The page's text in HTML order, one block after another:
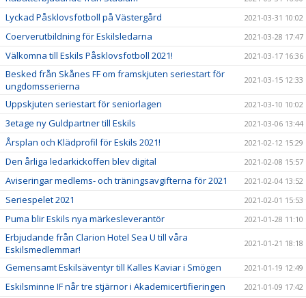
Lyckad Påsklovsfotboll på Västergård 2021-03-31 10:02
Coerverutbildning för Eskilsledarna 2021-03-28 17:47
Välkomna till Eskils Påsklovsfotboll 2021! 2021-03-17 16:36
Besked från Skånes FF om framskjuten seriestart för
ungdomsserierna
2021-03-15 12:33
Uppskjuten seriestart för seniorlagen 2021-03-10 10:02
3etage ny Guldpartner till Eskils 2021-03-06 13:44
Årsplan och Klädprofil för Eskils 2021! 2021-02-12 15:29
Den årliga ledarkickoffen blev digital 2021-02-08 15:57
Aviseringar medlems- och träningsavgifterna för 2021 2021-02-04 13:52
Seriespelet 2021 2021-02-01 15:53
Puma blir Eskils nya märkesleverantör 2021-01-28 11:10
Erbjudande från Clarion Hotel Sea U till våra
Eskilsmedlemmar!
2021-01-21 18:18
Gemensamt Eskilsäventyr till Kalles Kaviar i Smögen 2021-01-19 12:49
Eskilsminne IF når tre stjärnor i Akademicertifieringen 2021-01-09 17:42